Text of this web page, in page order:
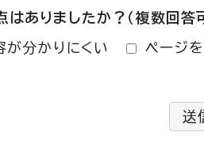
ありましたか？（複数回答
が分かりにくい ページ
送